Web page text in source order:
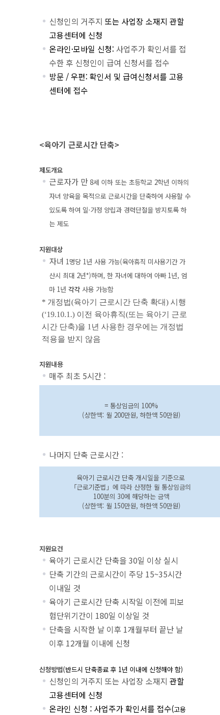
신청인의 거주지 또는 사업장 소재지 관할
고용센터에 신청
온라인·모바일 신청: 사업주가 확인서를 접
수한 후 신청인이 급여 신청서를 접수
방문 / 우편: 확인서 및 급여신청서를 고용
센터에 접수
<육아기 근로시간 단축>
제도개요
근로자가 만 8세 이하 또는 초등학교 2학년 이하의
자녀 양육을 목적으로 근로시간을 단축하여 사용할 수
있도록 하여 일·가정 양립과 경력단절을 방지토록 하
는 제도
지원대상
자녀 1명당 1년 사용 가능(육아휴직 미사용기간 가
산시 최대 2년*)하며, 한 자녀에 대하여 아빠 1년, 엄
마 1년 각각 사용 가능함
* 개정법(육아기 근로시간 단축 확대) 시행
(‘19.10.1.) 이전 육아휴직(또는 육아기 근로
시간 단축)을 1 년 사용한 경우에는 개정법
적용을 받지 않음
지원내용
매주 최초 5시간 :
= 통상임금의 100%
(상한액: 월 200만원, 하한액 50만원)
나머지 단축 근로시간 :
육아기 근로시간 단축 개시일을 기준으로
「근로기준법」에 따라 산정한 월 통상임금의
100분의 30에 해당하는 금액
(상한액: 월 150만원, 하한액 50만원)
지원요건
육아기 근로시간 단축을 30일 이상 실시
단축 기간의 근로시간이 주당 15~35시간
이내일 것
육아기 근로시간 단축 시작일 이전에 피보
험단위기간이 180일 이상일 것
단축을 시작한 날 이후 1개월부터 끝난 날
이후 12개월 이내에 신청
신청방법(반드시 단축종료 후 1년 이내에 신청해야 함)
신청인의 거주지 또는 사업장 소재지 관할
고용센터에 신청
온라인 신청 : 사업주가 확인서를 접수(고용